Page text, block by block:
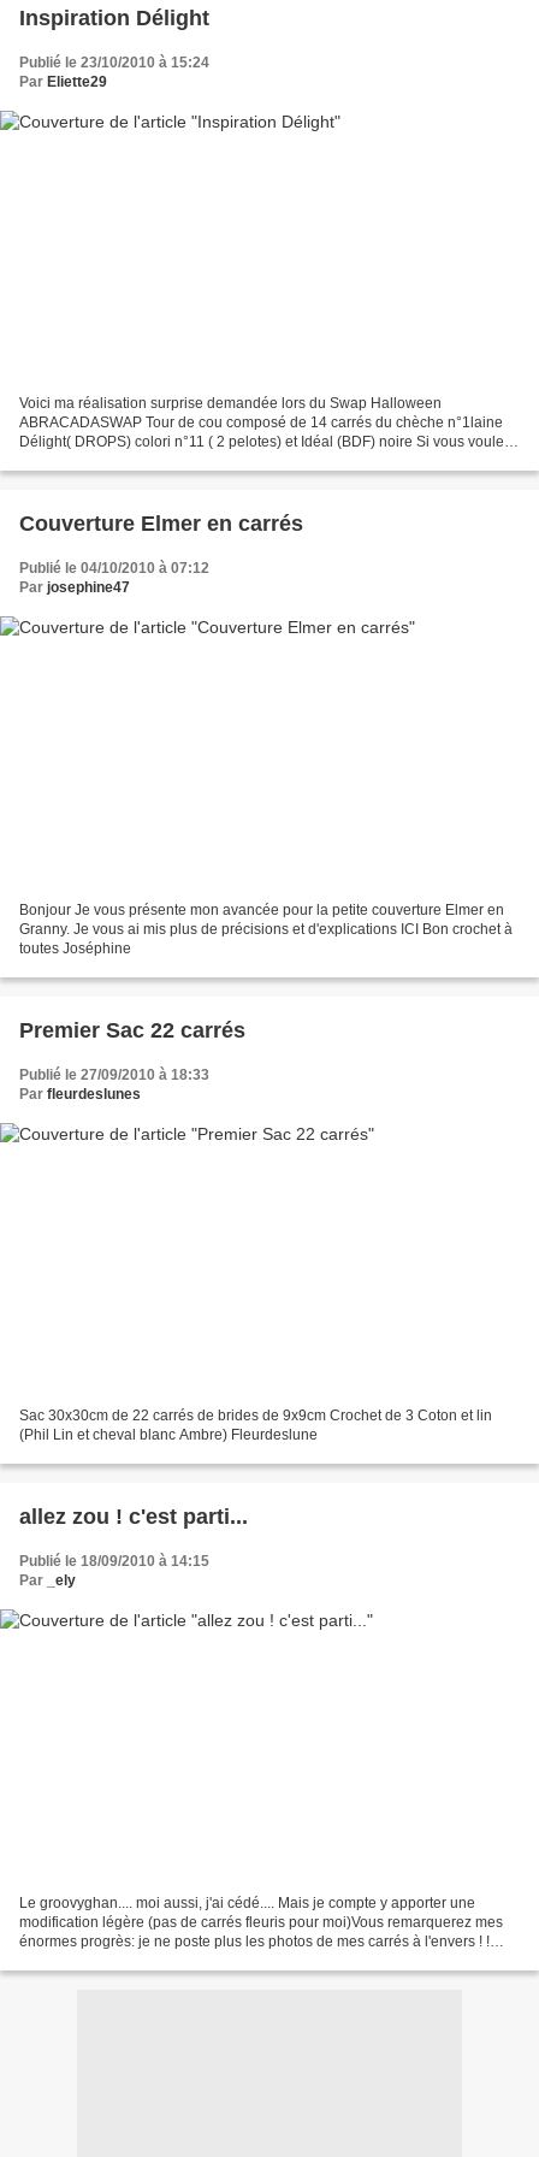
Inspiration Délight
Publié le 23/10/2010 à 15:24
Par Eliette29
Voici ma réalisation surprise demandée lors du Swap Halloween
ABRACADASWAP Tour de cou composé de 14 carrés du chèche n°1laine
Délight( DROPS) colori n°11 ( 2 pelotes) et Idéal (BDF) noire Si vous voulez
Couverture Elmer en carrés
Publié le 04/10/2010 à 07:12
Par josephine47
Bonjour Je vous présente mon avancée pour la petite couverture Elmer en
Granny. Je vous ai mis plus de précisions et d'explications ICI Bon crochet à
toutes Joséphine
Premier Sac 22 carrés
Publié le 27/09/2010 à 18:33
Par fleurdeslunes
Sac 30x30cm de 22 carrés de brides de 9x9cm Crochet de 3 Coton et lin
(Phil Lin et cheval blanc Ambre) Fleurdeslune
allez zou ! c'est parti...
Publié le 18/09/2010 à 14:15
Par
_ely
Le groovyghan.... moi aussi, j'ai cédé.... Mais je compte y apporter une
modification légère (pas de carrés fleuris pour moi)Vous remarquerez mes
énormes progrès: je ne poste plus les photos de mes carrés à l'envers ! !